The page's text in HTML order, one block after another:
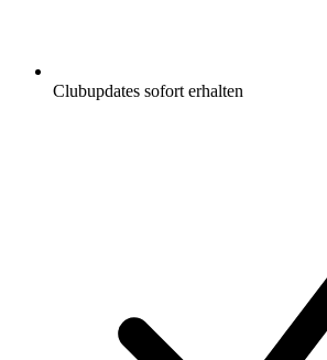
Clubupdates sofort erhalten